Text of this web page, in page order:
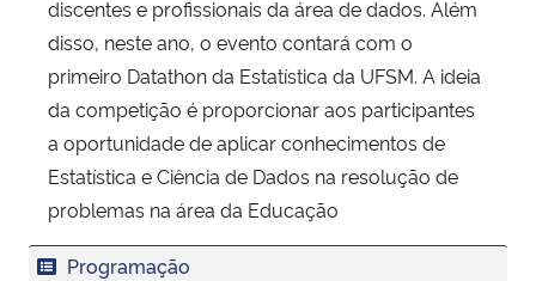
discentes e profissionais da área de dados. Além
disso, neste ano, o evento contará com o
primeiro Datathon da Estatística da UFSM. A ideia
da competição é proporcionar aos participantes
a oportunidade de aplicar conhecimentos de
Estatística e Ciência de Dados na resolução de
problemas na área da Educação
Programação